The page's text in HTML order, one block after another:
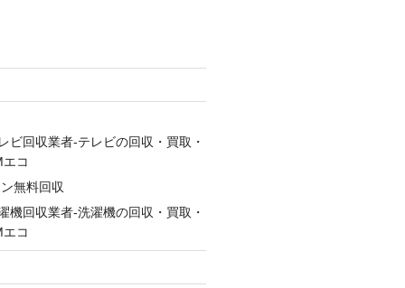
ビ回収業者-テレビの回収・買取・
コ
無料回収
機回収業者-洗濯機の回収・買取・
コ